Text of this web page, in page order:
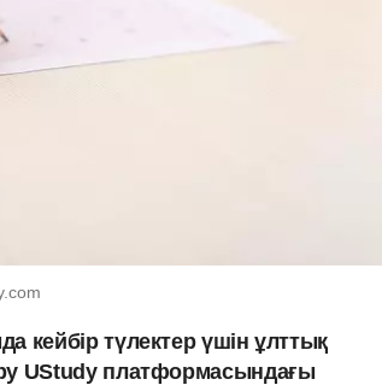
кейбір түлектер үшін ұлттық
UStudy платформасындағы